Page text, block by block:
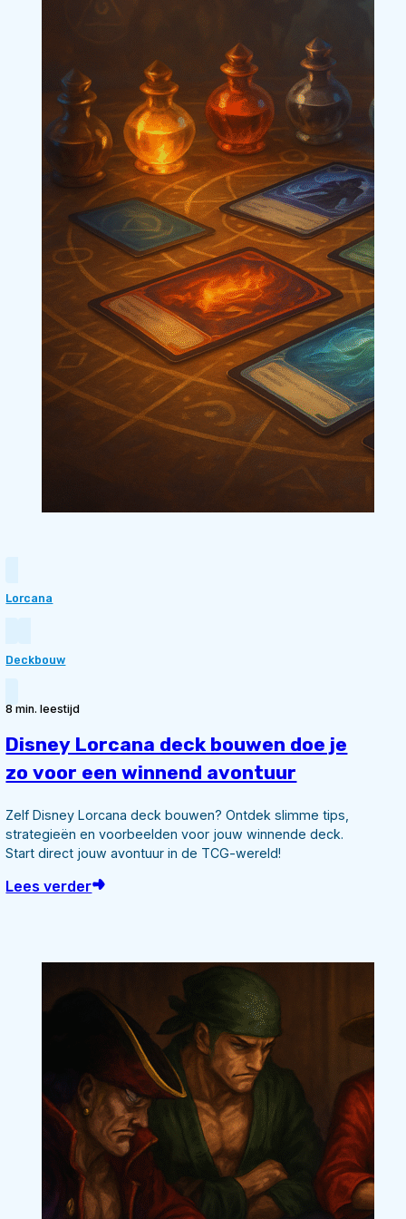
Lorcana
Deckbouw
8 min. leestijd
Disney Lorcana deck bouwen doe je
zo voor een winnend avontuur
Zelf Disney Lorcana deck bouwen? Ontdek slimme tips,
strategieën en voorbeelden voor jouw winnende deck.
Start direct jouw avontuur in de TCG-wereld!
Lees verder